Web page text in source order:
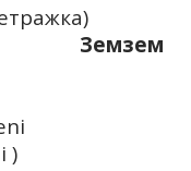
Земзем
)